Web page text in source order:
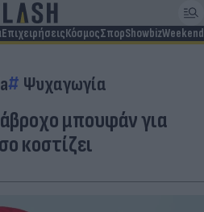
ΕπιχειρήσειςΚόσμοςΣπορShowbizWeekend
Ψυχαγωγία
μπουφάν για
κοστίζει